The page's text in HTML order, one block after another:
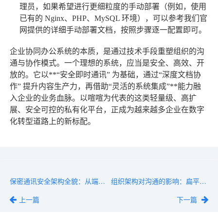
理员，如果希望进行更细粒度的手动部署（例如，使用
已有的 Nginx、PHP、MySQL 环境），可以参考我们官
网提供的详细手动部署文档，按照步骤逐一配置即可。
企业协同办公系统的本质，是通过技术手段重塑组织的沟
通与协作模式。一个理想的系统，应当是安全、高效、开
放的。它以**“安全即时通讯” 为基础，通过“深度文档协
作” 提升内容生产力，再借助“灵活的系统集成”**能力融
入企业的业务血脉。以喧喧为代表的这类轻量级、高扩
展、安全可控的私有化平台，正成为越来越多企业在数字
化转型道路上的新标配。
保密通讯安全架构全貌：从端到端的防护策略与实现
上一篇
组织架构对沟通的影响：扁平化、层级式与项目制的优劣对比
下一篇